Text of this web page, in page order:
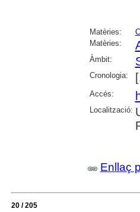
Matèries:
Matèries:
Àmbit:
Cronologia:
Accés:
Localització:
Enllaç
20 / 205